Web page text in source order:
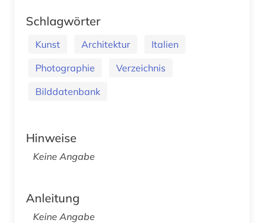
Schlagwörter
Kunst Architektur
Italien
Photographie
Verzeichnis
Bilddatenbank
Hinweise
Keine Angabe
Anleitung
Keine Angabe